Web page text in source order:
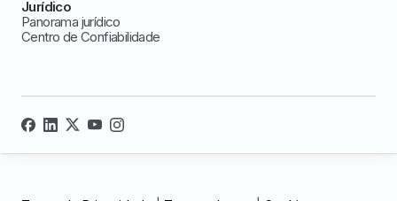
Jurídico
Panorama jurídico
Centro de Confiabilidade